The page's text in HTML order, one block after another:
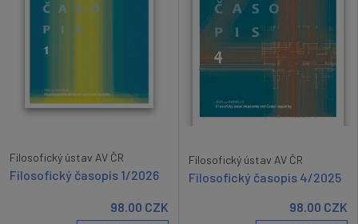
Filosofický ústav AV ČR
Filosofický časopis 1/2026
98.00 CZK
Filosofický ústav AV ČR
Filosofický časopis 4/2025
98.00 CZK